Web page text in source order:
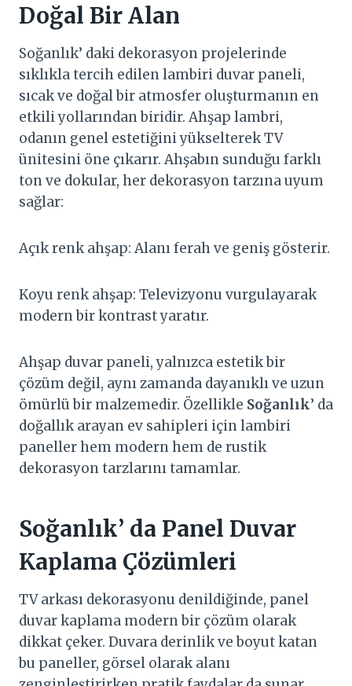
Doğal Bir Alan
Soğanlık’ daki dekorasyon projelerinde
sıklıkla tercih edilen lambiri duvar paneli,
sıcak ve doğal bir atmosfer oluşturmanın en
etkili yollarından biridir. Ahşap lambri,
odanın genel estetiğini yükselterek TV
ünitesini öne çıkarır. Ahşabın sunduğu farklı
ton ve dokular, her dekorasyon tarzına uyum
sağlar:
Açık renk ahşap: Alanı ferah ve geniş gösterir.
Koyu renk ahşap: Televizyonu vurgulayarak
modern bir kontrast yaratır.
Ahşap duvar paneli, yalnızca estetik bir
çözüm değil, aynı zamanda dayanıklı ve uzun
ömürlü bir malzemedir. Özellikle Soğanlık’ da
doğallık arayan ev sahipleri için lambiri
paneller hem modern hem de rustik
dekorasyon tarzlarını tamamlar.
Soğanlık’ da Panel Duvar
Kaplama Çözümleri
TV arkası dekorasyonu denildiğinde, panel
duvar kaplama modern bir çözüm olarak
dikkat çeker. Duvara derinlik ve boyut katan
bu paneller, görsel olarak alanı